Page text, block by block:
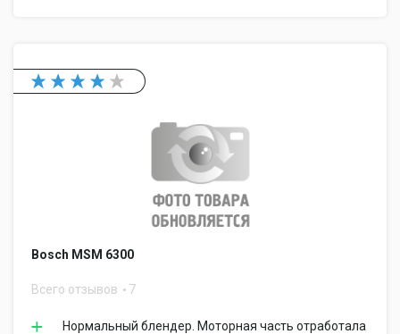
Bosch MSM 6300
Всего отзывов 7
Нормальный блендер. Моторная часть отработала